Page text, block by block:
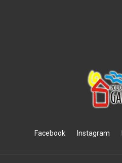
Facebook Instagram